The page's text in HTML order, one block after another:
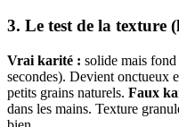
3. Le test de la texture
Vrai karité : solide mais
secondes). Devient onctueux
petits grains naturels. Faux
dans les mains. Texture